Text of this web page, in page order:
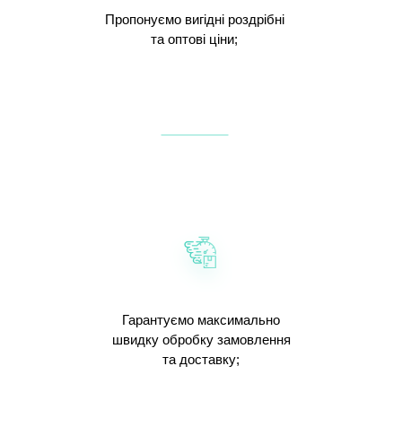
Пропонуємо вигідні роздрібні
та оптові ціни;
Гарантуємо максимально
швидку обробку замовлення
та доставку;